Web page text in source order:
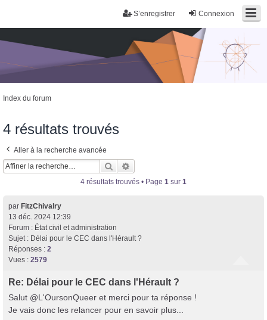
Connexion
S’enregistrer
Forum d'information sur les transidentités masculines FtM/FtX/Ft*
Index du forum
4 résultats trouvés
Aller à la recherche avancée
Rechercher
4 résultats trouvés • Page 1 sur 1
par FitzChivalry
13 déc. 2024 12:39
Forum : État civil et administration
Sujet : Délai pour le CEC dans l'Hérault ?
Réponses : 2
Vues : 2579
Re: Délai pour le CEC dans l'Hérault ?
Salut @L'OursonQueer et merci pour ta réponse !
Je vais donc les relancer pour en savoir plus...